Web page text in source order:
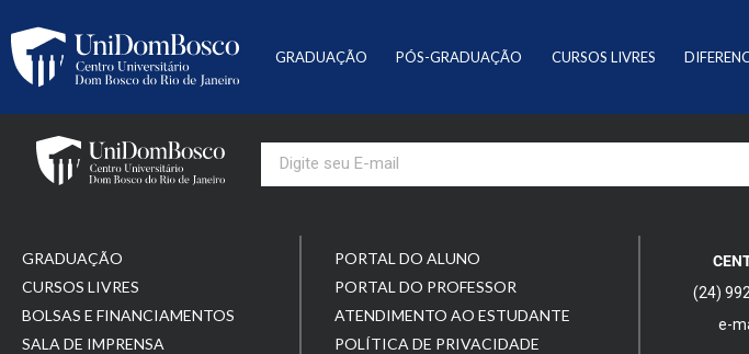
GRADUAÇÃO PÓS-GRADUAÇÃO CURSOS LIVRES
GRADUAÇÃO
CURSOS LIVRES
BOLSAS E FINANCIAMENTOS
SALA DE IMPRENSA
PORTAL DO ALUNO
PORTAL DO PROFESSOR
ATENDIMENTO AO ESTUDANTE
POLÍTICA DE PRIVACIDADE
(24)
e-